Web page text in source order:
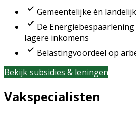
Gemeentelijke én
De
lagere inkomens
Belastingvoordeel op
Bekijk subsidies & leningen
Vakspecialisten